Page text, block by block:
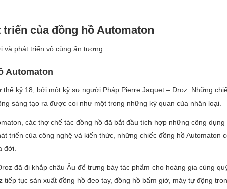
của đồng hồ Automaton
phát triển vô cùng ấn tượng.
Automaton
kỷ 18, bởi một kỹ sư người Pháp Pierre Jaquet – Droz. Những
sáng tạo ra được coi như một trong những kỳ quan của nhân loại.
các thợ chế tác đồng hồ đã bắt đầu tích hợp những công
triển của công nghệ và kiến thức, những chiếc đồng hồ Automaton
đời.
đã đi khắp châu Âu để trưng bày tác phẩm cho hoàng gia cùng
tiếp tục sản xuất đồng hồ đeo tay, đồng hồ bấm giờ, máy tự động